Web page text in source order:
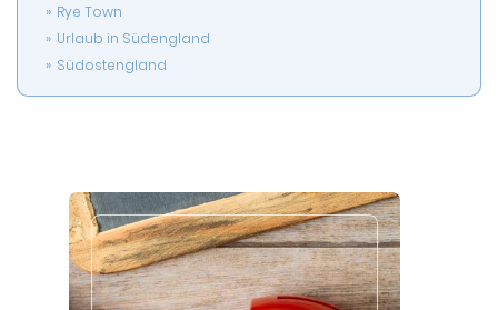
Rye Town
Urlaub in Südengland
Südostengland